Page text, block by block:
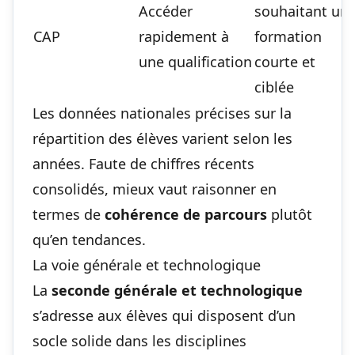
CAP
Accéder
rapidement à
une qualification
souhaitant
formation
courte et
ciblée
Les données nationales précises sur la
répartition des élèves varient selon les
années. Faute de chiffres récents
consolidés, mieux vaut raisonner en
termes de cohérence de parcours plutôt
qu’en tendances.
La voie générale et technologique
La seconde générale et technologique
s’adresse aux élèves qui disposent d’un
socle solide dans les disciplines